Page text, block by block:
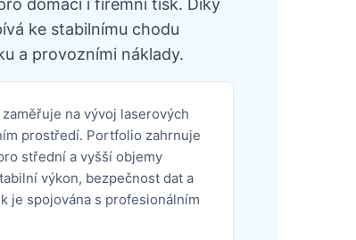
ke stabilnímu chodu
a provozními náklady.
na vývoj laserových
prostředí. Portfolio zahrnuje
střední a vyšší objemy
výkon, bezpečnost dat a
je spojována s profesionálním